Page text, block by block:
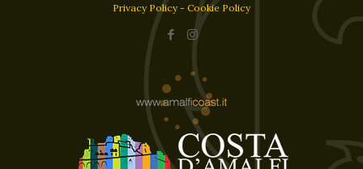
Privacy Policy- Cookie Policy